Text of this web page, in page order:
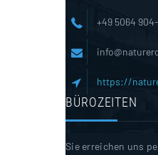
+49 5064
https://
BÜROZEITEN
Sie erreichen uns